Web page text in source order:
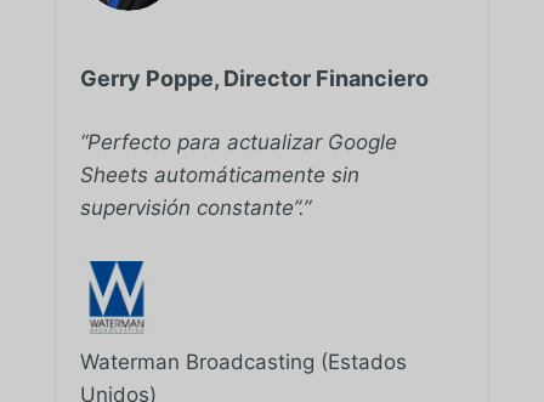
Gerry Poppe, Director Financiero
“Perfecto para actualizar Google
Sheets automáticamente sin
supervisión constante”.”
Waterman Broadcasting (Estados
Unidos)